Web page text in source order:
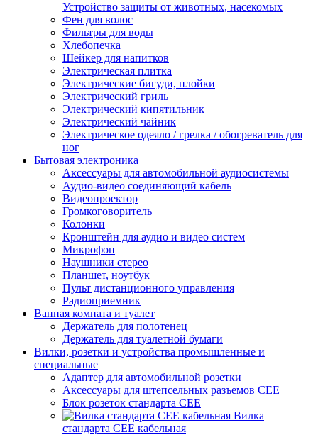
Устройство защиты от животных, насекомых
Фен для волос
Фильтры для воды
Хлебопечка
Шейкер для напитков
Электрическая плитка
Электрические бигуди, плойки
Электрический гриль
Электрический кипятильник
Электрический чайник
Электрическое одеяло / грелка / обогреватель для
ног
Бытовая электроника
Аксессуары для автомобильной аудиосистемы
Аудио-видео соединяющий кабель
Видеопроектор
Громкоговоритель
Колонки
Кронштейн для аудио и видео систем
Микрофон
Наушники стерео
Планшет, ноутбук
Пульт дистанционного управления
Радиоприемник
Ванная комната и туалет
Держатель для полотенец
Держатель для туалетной бумаги
Вилки, розетки и устройства промышленные и
специальные
Адаптер для автомобильной розетки
Аксессуары для штепсельных разъемов CEE
Блок розеток стандарта CEE
Вилка
стандарта CEE кабельная